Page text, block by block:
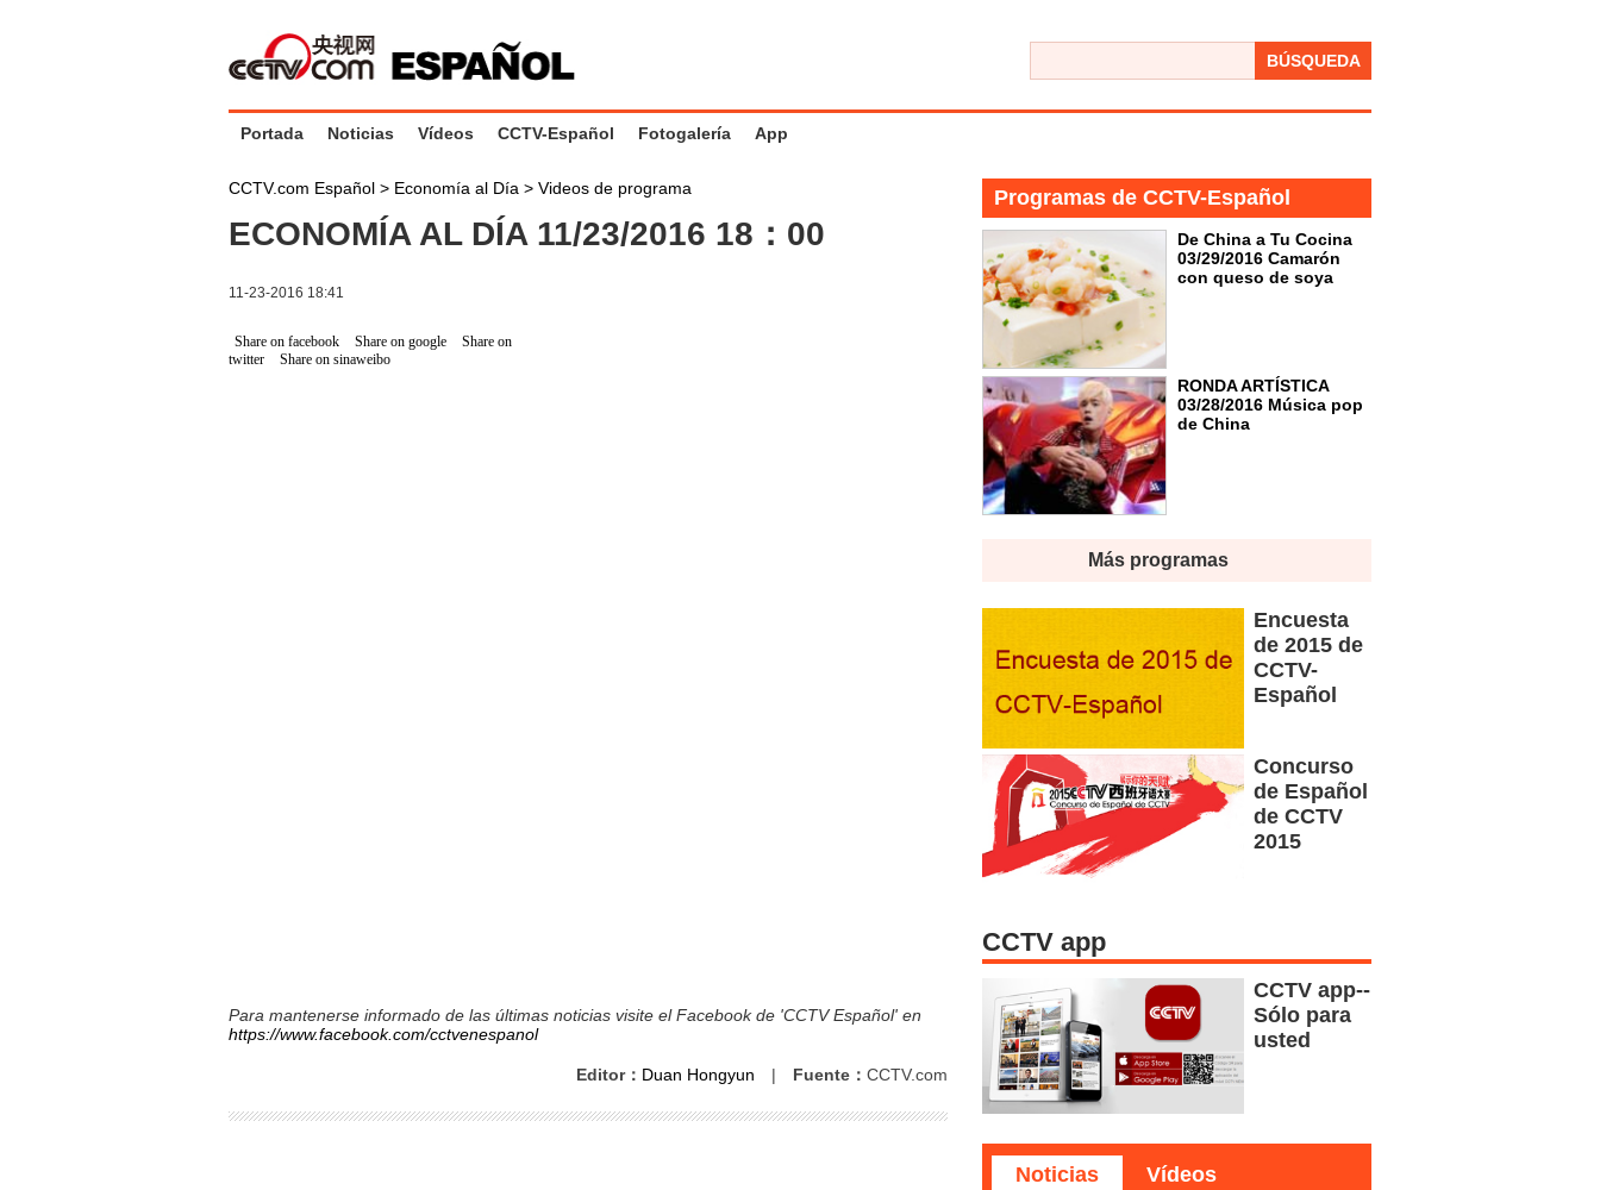
BÚSQUEDA
Portada Noticias Vídeos CCTV-Español Fotogalería App
CCTV.com Español > Economía al Día > Videos de programa
ECONOMÍA AL DÍA 11/23/2016 18：00
11-23-2016 18:41
Share on facebook Share on google
Share on
twitter
Share on sinaweibo
Para mantenerse informado de las últimas noticias visite el Facebook de 'CCTV Español' en
https://www.facebook.com/cctvenespanol
Editor： Duan Hongyun | Fuente： CCTV.com
Programas de CCTV-Español
De China a Tu Cocina
03/29/2016 Camarón
con queso de soya
RONDA ARTÍSTICA
03/28/2016 Música pop
de China
Más programas
Encuesta
de 2015 de
CCTV-
Español
Concurso
de Español
de CCTV
2015
CCTV app
CCTV app--
Sólo para
usted
Noticias Vídeos